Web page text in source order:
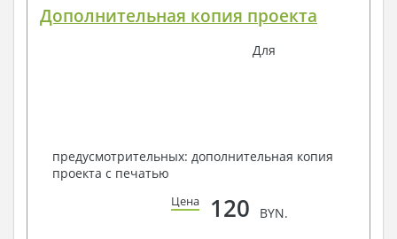
Дополнительная копия проекта
Для
предусмотрительных: дополнительная копия
проекта с печатью
Цена 120 BYN.